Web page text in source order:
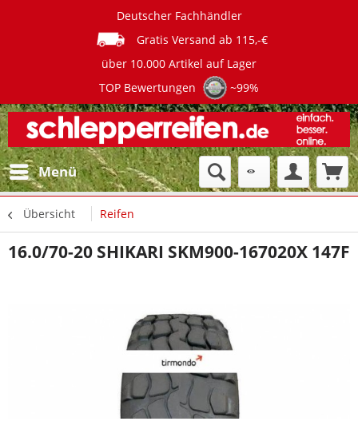
Deutscher Fachhändler
Gratis Versand ab 115,-€
über 10.000 Artikel auf Lager
TOP Bewertungen
~99%
Menü
Übersicht Reifen
16.0/70-20 SHIKARI SKM900-167020X 147F